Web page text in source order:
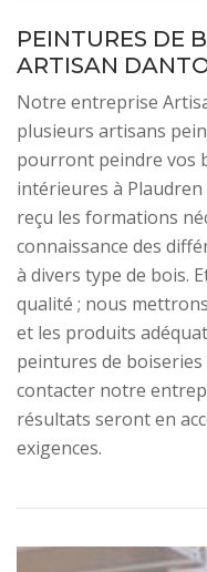
PEINTURES DE
ARTISAN
Notre entreprise
plusieurs artisans
pourront peindre vos
intérieures à
reçu les formations
connaissance des
à divers type de bois.
qualité ; nous
et les produits
peintures de boiseries
contacter notre
résultats seront en
exigences.